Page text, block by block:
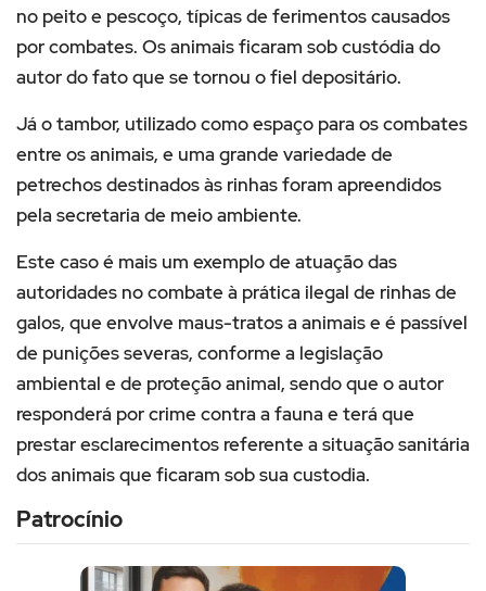
no peito e pescoço, típicas de ferimentos causados
por combates. Os animais ficaram sob custódia do
autor do fato que se tornou o fiel depositário.
Já o tambor, utilizado como espaço para os combates
entre os animais, e uma grande variedade de
petrechos destinados às rinhas foram apreendidos
pela secretaria de meio ambiente.
Este caso é mais um exemplo de atuação das
autoridades no combate à prática ilegal de rinhas de
galos, que envolve maus-tratos a animais e é passível
de punições severas, conforme a legislação
ambiental e de proteção animal, sendo que o autor
responderá por crime contra a fauna e terá que
prestar esclarecimentos referente a situação sanitária
dos animais que ficaram sob sua custodia.
Patrocínio